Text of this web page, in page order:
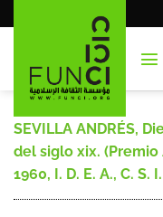
al
SEVILLA ANDRÉS,
del siglo xix. (Premio
1960, I. D. E. A., C. S.